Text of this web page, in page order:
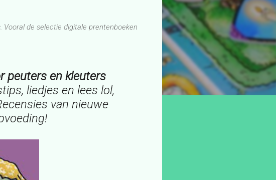
Vooral de selectie digitale prentenboeken
peuters en kleuters
liedjes en lees lol,
van nieuwe